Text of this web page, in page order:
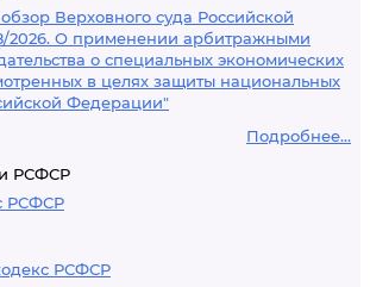
Верховного суда Российской
2026. О применении арбитражными
о специальных экономических
в целях защиты национальных
Федерации"
Подробнее...
РСФСР
РСФСР
РСФСР